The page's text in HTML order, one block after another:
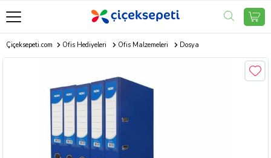
Çiçeksepeti.com Ofis Hediyeleri Ofis Malzemeleri Dosya